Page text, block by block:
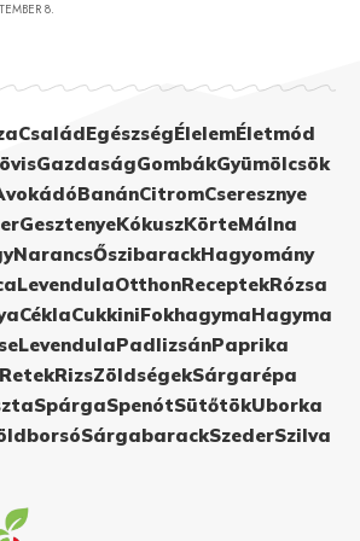
8.
CsaládEgészségÉlelemÉletmód
GazdaságGombákGyümölcsök
BanánCitromCseresznye
GesztenyeKókuszKörteMálna
NarancsŐszibarackHagyomány
LevendulaOtthonReceptekRózsa
CéklaCukkiniFokhagymaHagyma
LevendulaPadlizsánPaprika
RizsZöldségekSárgarépa
SpárgaSpenótSütőtökUborka
SárgabarackSzederSzilva